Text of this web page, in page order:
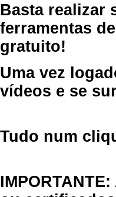
Basta realizar
ferramentas
gratuito!
Uma vez
vídeos e se
Tudo num